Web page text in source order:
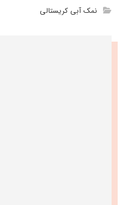
نمک آبی کریستالی